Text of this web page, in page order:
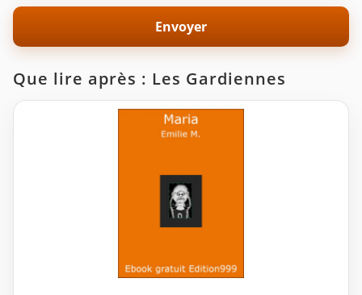
Que lire après : Les Gardiennes